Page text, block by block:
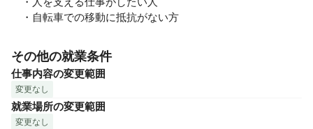
・自転車での移動に抵抗がない方
その他の就業条件
仕事内容の変更範囲
変更なし
就業場所の変更範囲
変更なし